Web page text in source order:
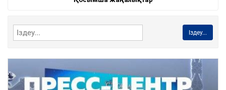
Іздеу...